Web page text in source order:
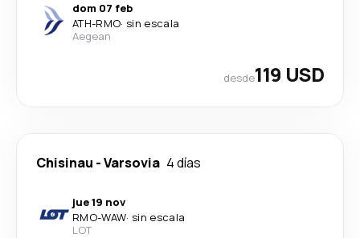
dom 07 feb
ATH-RMO· sin escala
Aegean
desde119 USD
Chisinau -Varsovia 4 días
jue 19 nov
RMO-WAW· sin escala
LOT